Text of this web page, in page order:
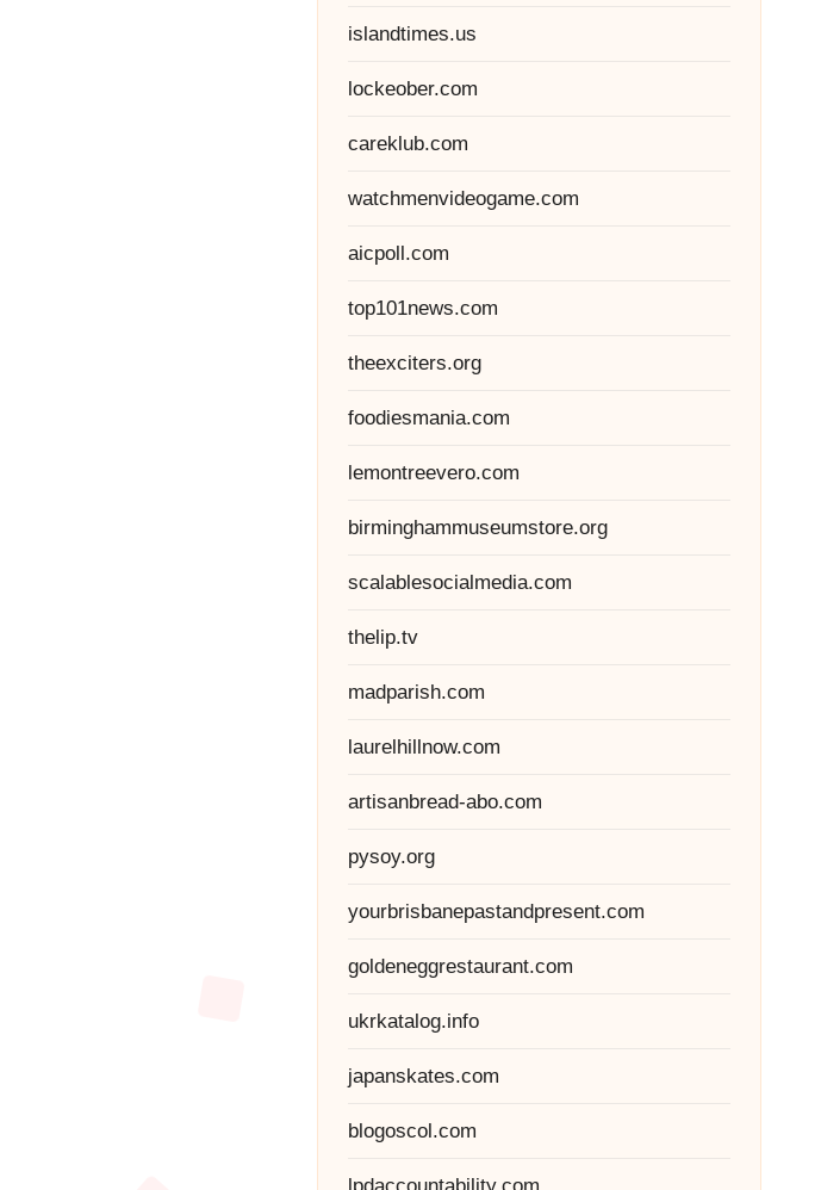
islandtimes.us
lockeober.com
careklub.com
watchmenvideogame.com
aicpoll.com
top101news.com
theexciters.org
foodiesmania.com
lemontreevero.com
birminghammuseumstore.org
scalablesocialmedia.com
thelip.tv
madparish.com
laurelhillnow.com
artisanbread-abo.com
pysoy.org
yourbrisbanepastandpresent.com
goldeneggrestaurant.com
ukrkatalog.info
japanskates.com
blogoscol.com